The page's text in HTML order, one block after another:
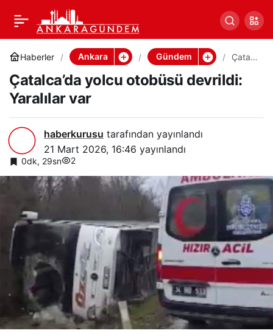
Haberler Ankara Gündem
Çatalc
yolcu
otobü
di:
Çatalca’da yolcu otobüsü devrildi:
Yaralılar var
haberkurusu tarafından yayınlandı
21 Mart 2026, 16:46 yayınlandı
0dk, 29sn 2
Çatalca’da yolcu otobüsü
devrildi: Yaralılar var
0 Paylaş